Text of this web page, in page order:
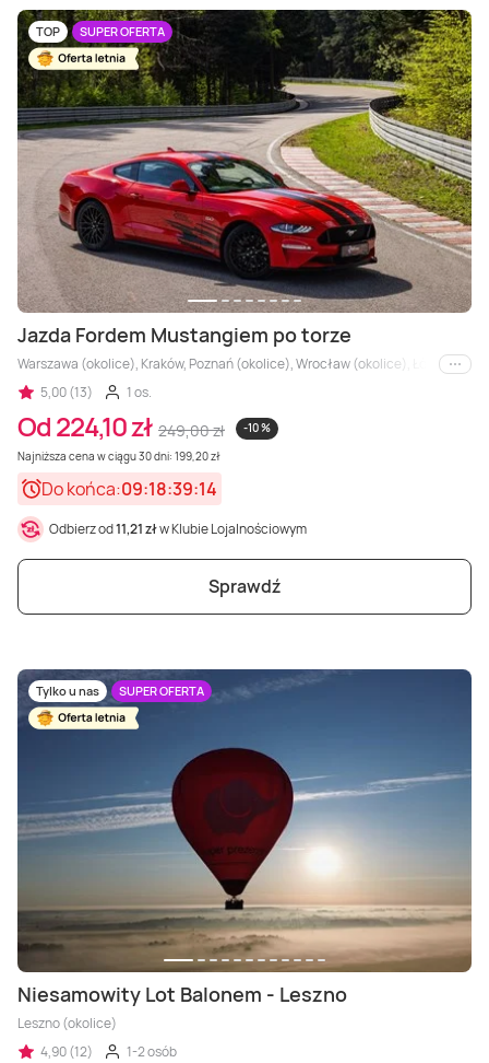
TOP SUPER OFERTA
Jazda Fordem Mustangiem po torze
Warszawa (okolice), Kraków, Poznań (okolice), Wrocław (okolice), Łódź, Kielce,
i inne
5,00 (13)
1 os.
Od 224,10 zł 249,00 zł
-10 %
Najniższa cena w ciągu 30 dni: 199,20 zł
Do końca:09:18:39:12
Odbierz od11,21 złw Klubie Lojalnościowym
Sprawdź
Tylko u nas SUPER OFERTA
Niesamowity Lot Balonem - Leszno
Leszno (okolice)
4,90 (12)
1-2 osób